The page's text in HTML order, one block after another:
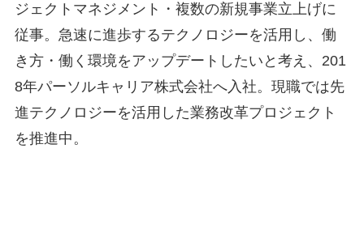
ジェクトマネジメント・複数の新規事業立上げに
従事。急速に進歩するテクノロジーを活用し、働
き方・働く環境をアップデートしたいと考え、201
8年パーソルキャリア株式会社へ入社。現職では先
進テクノロジーを活用した業務改革プロジェクト
を推進中。